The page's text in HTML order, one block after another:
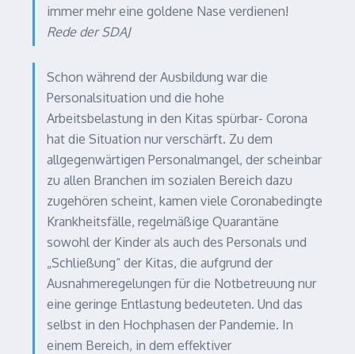
immer mehr eine goldene Nase verdienen!
Rede der SDAJ
Schon während der Ausbildung war die
Personalsituation und die hohe
Arbeitsbelastung in den Kitas spürbar- Corona
hat die Situation nur verschärft. Zu dem
allgegenwärtigen Personalmangel, der scheinbar
zu allen Branchen im sozialen Bereich dazu
zugehören scheint, kamen viele Coronabedingte
Krankheitsfälle, regelmäßige Quarantäne
sowohl der Kinder als auch des Personals und
„Schließung“ der Kitas, die aufgrund der
Ausnahmeregelungen für die Notbetreuung nur
eine geringe Entlastung bedeuteten. Und das
selbst in den Hochphasen der Pandemie. In
einem Bereich, in dem effektiver